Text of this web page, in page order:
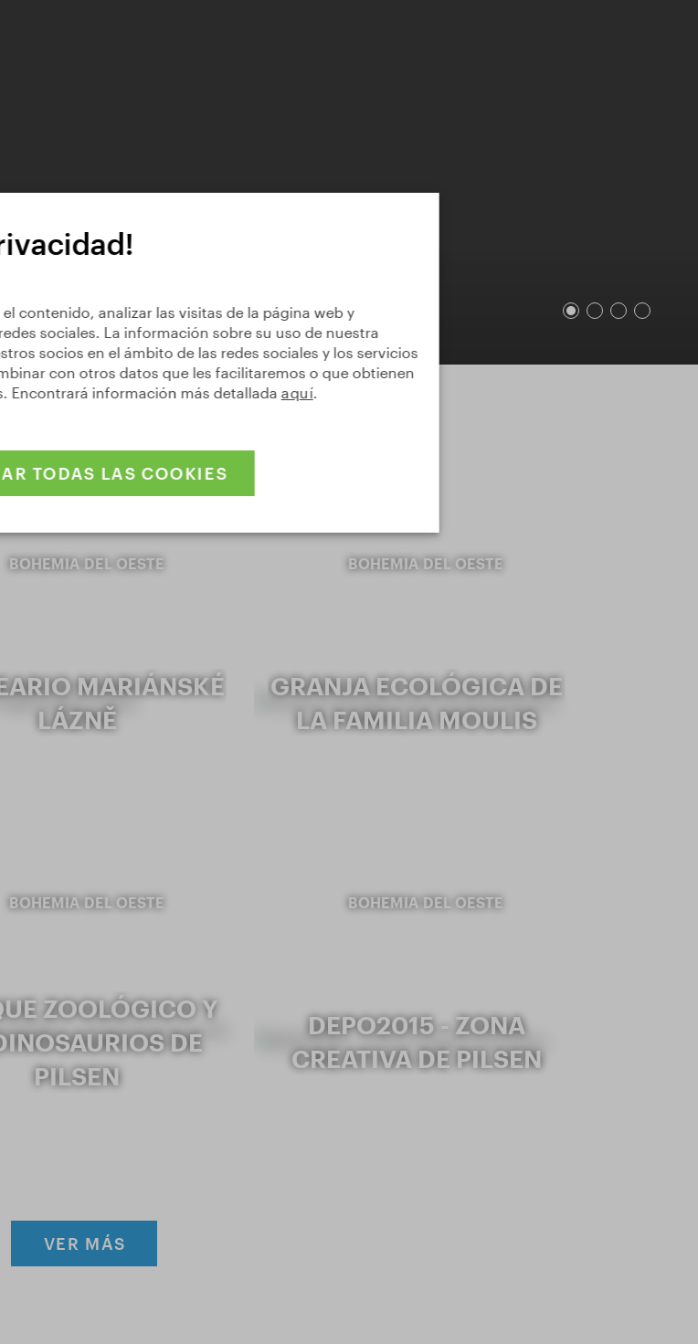
BOHEMIA DEL OESTE
MARIÁNSKÉ
LÁZNĚ
BOHEMIA DEL OESTE
GRANJA ECOLÓGICA DE
LA FAMILIA MOULIS
BOHEMIA DEL OESTE
ZOOLÓGICO Y
DE
PILSEN
BOHEMIA DEL OESTE
DEPO2015 - ZONA
CREATIVA DE PILSEN
VER MÁS
contenido, analizar las visitas de la página web y
sociales. La información sobre su uso de nuestra
socios en el ámbito de las redes sociales y los servicios
con otros datos que les facilitaremos o que obtienen
Encontrará información más detallada aquí.
TODAS LAS COOKIES